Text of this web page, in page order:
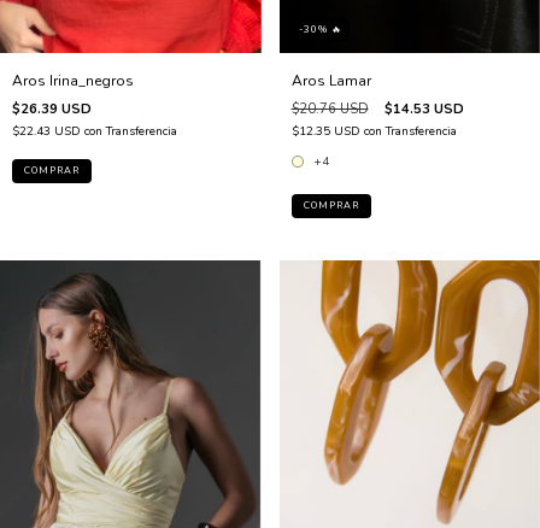
Aros Irina_negros
$26.39 USD
$22.43 USD con Transferencia
-30% 🔥
Aros Lamar
$20.76 USD $14.53 USD
$12.35 USD con Transferencia
+4
COMPRAR